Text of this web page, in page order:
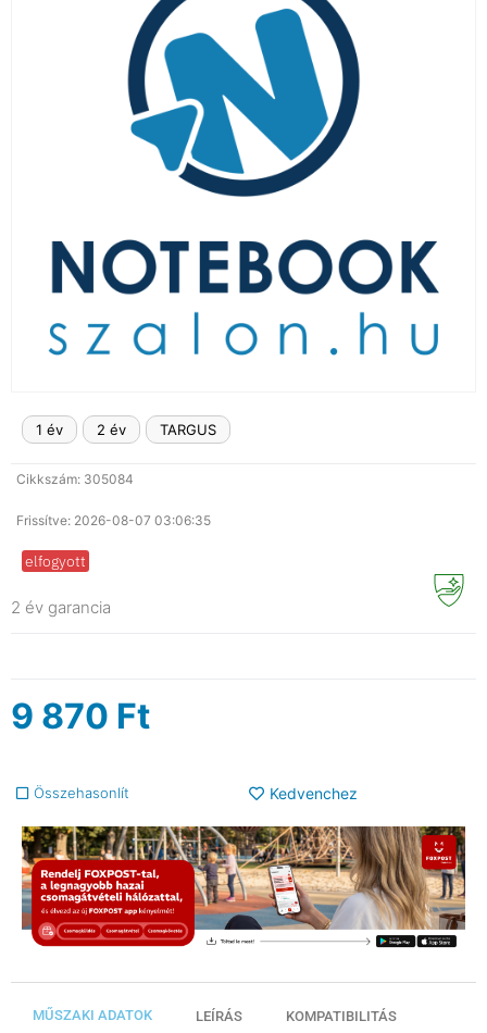
LAPTOP SZERVIZ
1 év 2 év TARGUS
Cikkszám: 305084
Frissítve: 2026-08-07 03:06:35
elfogyott
2 év garancia
9 870 Ft
Összehasonlít Kedvenchez
MŰSZAKI ADATOK LEÍRÁS KOMPATIBILITÁS